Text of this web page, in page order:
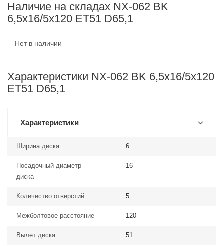
Наличие на складах NX-062 BK
6,5x16/5x120 ET51 D65,1
Нет в наличии
Характеристики NX-062 BK 6,5x16/5x120
ET51 D65,1
Характеристики
Ширина диска 6
Посадочный диаметр
диска
16
Количество отверстий 5
Межболтовое расстояние 120
Вылет диска 51